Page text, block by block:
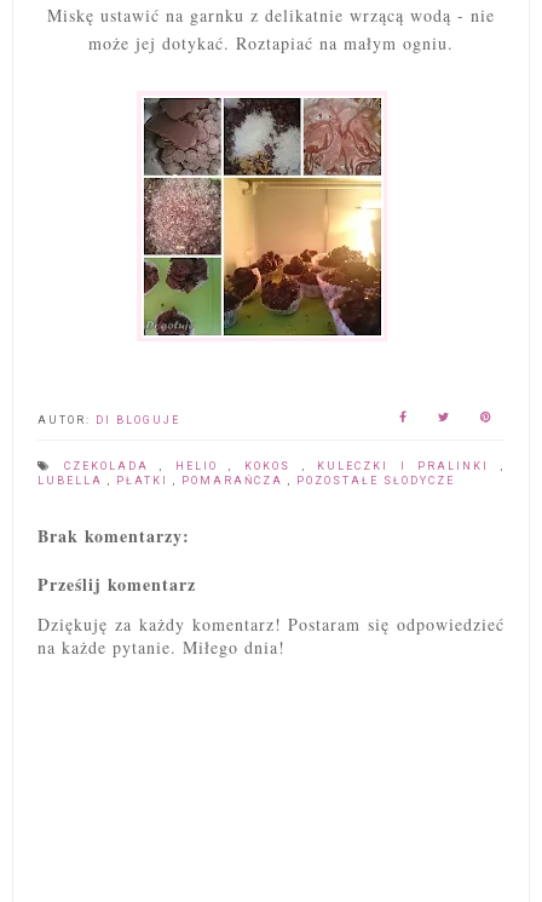
Miskę ustawić na garnku z delikatnie wrzącą wodą - nie
może jej dotykać. Roztapiać na małym ogniu.
AUTOR: DI BLOGUJE
CZEKOLADA, HELIO, KOKOS , KULECZKI I PRALINKI,
LUBELLA , PŁATKI , POMARAŃCZA , POZOSTAŁE SŁODYCZE
Brak komentarzy:
Prześlij komentarz
Dziękuję za każdy komentarz! Postaram się odpowiedzieć
na każde pytanie. Miłego dnia!